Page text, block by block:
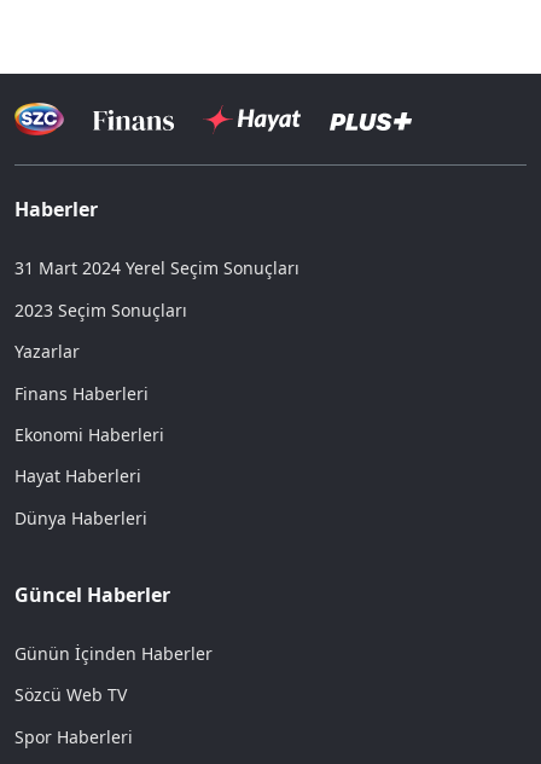
Haberler
31 Mart 2024 Yerel Seçim Sonuçları
2023 Seçim Sonuçları
Yazarlar
Finans Haberleri
Ekonomi Haberleri
Hayat Haberleri
Dünya Haberleri
Güncel Haberler
Günün İçinden Haberler
Sözcü Web TV
Spor Haberleri